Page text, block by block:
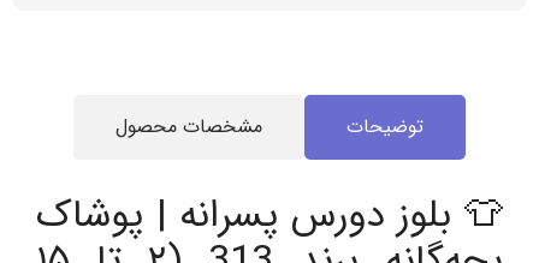
توضیحات مشخصات محصول
👕 بلوز دورس پسرانه | پوشاک